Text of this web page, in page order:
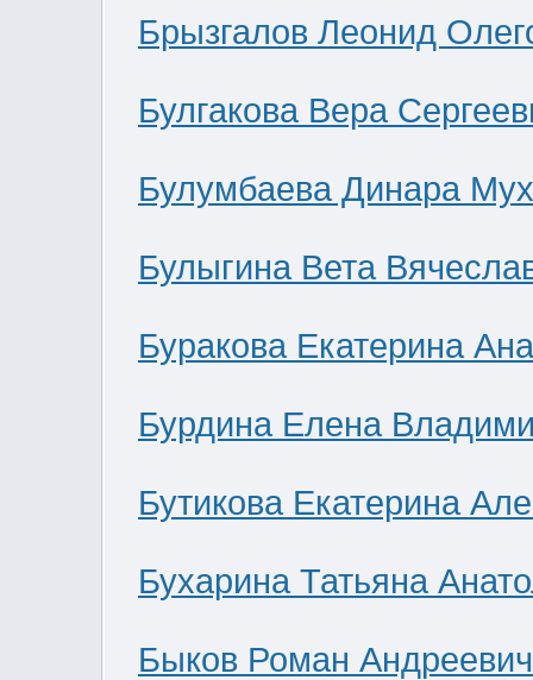
Брызгалов Леонид
Булгакова Вера
Булумбаева Динара
Булыгина Вета
Буракова Екатерина
Бурдина Елена
Бутикова Екатерина
Бухарина Татьяна
Быков Роман Андреевич